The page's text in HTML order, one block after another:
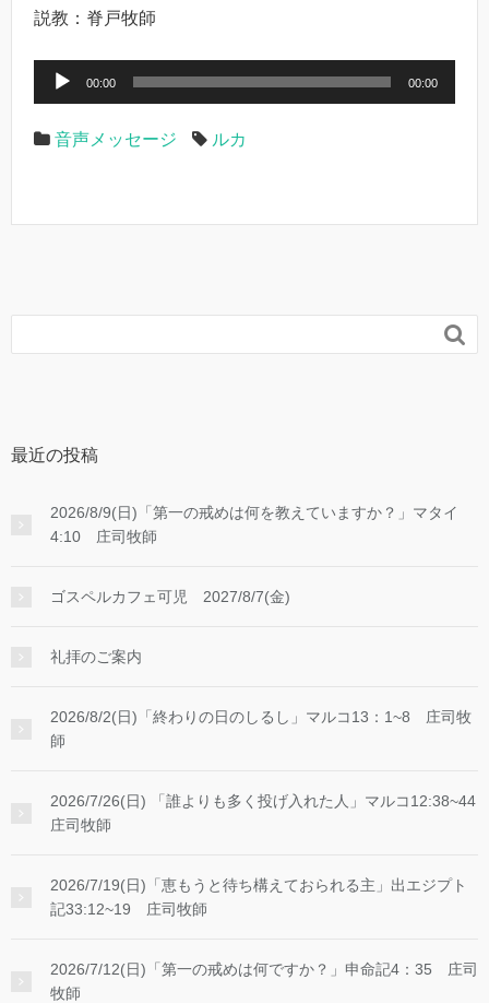
説教：脊戸牧師
声
プ
00:00 00:00
音声メッセージ ルカ

最近の投稿
2026/8/9(日)「第一の戒めは何を教えていますか？」マタイ
4:10 庄司牧師
ゴスペルカフェ可児 2027/8/7(金)
礼拝のご案内
2026/8/2(日)「終わりの日のしるし」マルコ13：1~8 庄司牧
師
2026/7/26(日) 「誰よりも多く投げ入れた人」マルコ12:38~44
庄司牧師
2026/7/19(日)「恵もうと待ち構えておられる主」出エジプト
記33:12~19 庄司牧師
2026/7/12(日)「第一の戒めは何ですか？」申命記4：35 庄司
牧師